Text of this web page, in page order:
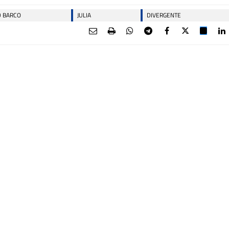
BARCO JULIA DIVERGENTE